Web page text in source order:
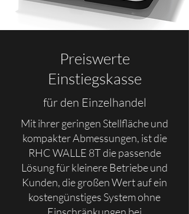
Preiswerte
Einstiegskasse
für den Einzelhandel
Mit ihrer geringen Stellfläche und
kompakter Abmessungen, ist die
RHC WALLE 8T die passende
Lösung für kleinere Betriebe und
Kunden, die großen Wert auf ein
kostengünstiges System ohne